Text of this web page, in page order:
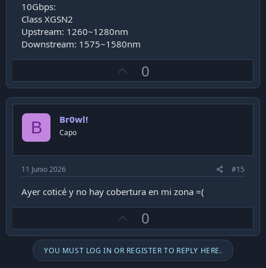
10Gbps:
Class XGSN2
Upstream: 1260~1280nm
Downstream: 1575~1580nm
p
v
0
B Br0wl!
Capo
11 Junio 2026 #15
Ayer coticé y no hay cobertura en mi zona =(
p
v
o
0
YOU MUST LOG IN OR REGISTER TO REPLY HERE.